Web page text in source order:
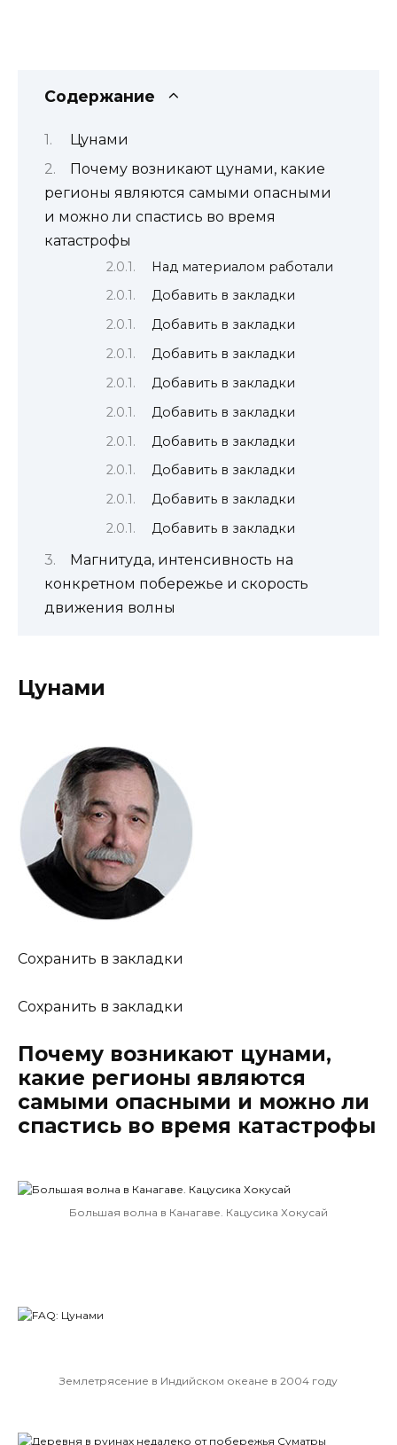
Содержание
Цунами
Почему возникают цунами, какие
регионы являются самыми опасными
и можно ли спастись во время
катастрофы
Над материалом работали
Добавить в закладки
Добавить в закладки
Добавить в закладки
Добавить в закладки
Добавить в закладки
Добавить в закладки
Добавить в закладки
Добавить в закладки
Добавить в закладки
Магнитуда, интенсивность на
конкретном побережье и скорость
движения волны
Цунами
Сохранить в закладки
Сохранить в закладки
Почему возникают цунами,
какие регионы являются
самыми опасными и можно ли
спастись во время катастрофы
Большая волна в Канагаве. Кацусика Хокусай
Землетрясение в Индийском океане в 2004 году